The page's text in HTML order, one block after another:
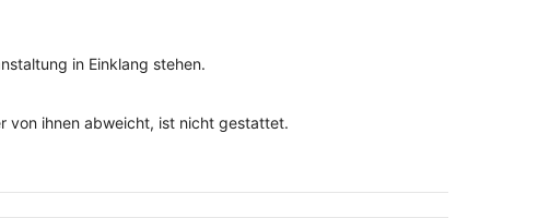
in Einklang stehen.
von ihnen abweicht, ist nicht gestattet.